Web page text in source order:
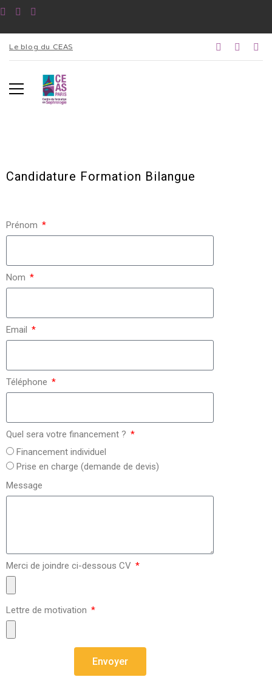
Le blog du CEAS
Candidature Formation Bilangue
Prénom
Nom
Email
Téléphone
Quel sera votre financement ?
Financement individuel
Prise en charge (demande de devis)
Message
Merci de joindre ci-dessous CV
Lettre de motivation
Envoyer